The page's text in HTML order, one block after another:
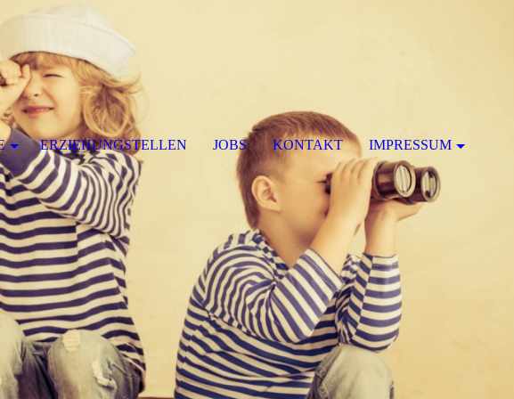
ERZIEHUNGSTELLEN JOBS KONTAKT IMPRESSUM